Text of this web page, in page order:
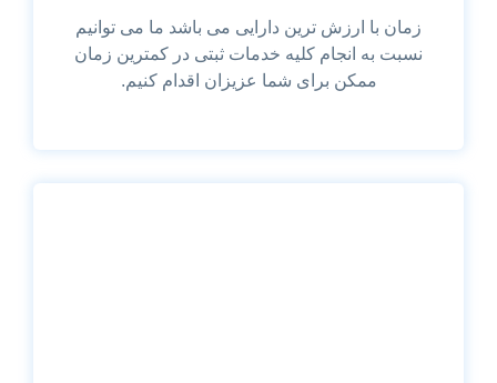
زمان با ارزش ترین دارایی می باشد ما می توانیم
نسبت به انجام کلیه خدمات ثبتی در کمترین زمان
ممکن برای شما عزیزان اقدام کنیم.